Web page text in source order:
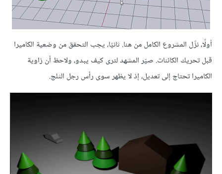
أولًا، نزّل المشروع الكامل من هنا. ثانيًا، يجب التحقق من وضعية الكاميرا
قبل تحريك الكائنات. صيّر المشهد لترى كيف يبدو، ولاحظ أن زاوية
الكاميرا تحتاج إلى تعديل، إذ لا يظهر سوى رأس رجل الثلج.